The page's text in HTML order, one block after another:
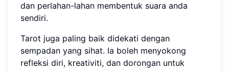
dan perlahan-lahan membentuk suara anda
sendiri.
Tarot juga paling baik didekati dengan
sempadan yang sihat. Ia boleh menyokong
refleksi diri, kreativiti, dan dorongan untuk